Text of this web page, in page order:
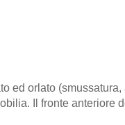
ed orlato (smussatura,
Il fronte anteriore